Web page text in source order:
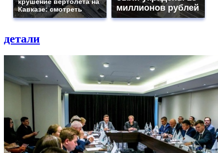
Кавказе: смотреть
миллионов рублей
детали